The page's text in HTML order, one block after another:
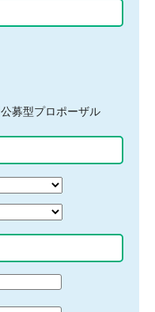
公募型プロポーザル